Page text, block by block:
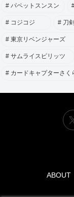
パペットスンスン
コジコジ 刀
東京リベンジャーズ
サムライスピリッツ
カードキャプターさく
ABOUT